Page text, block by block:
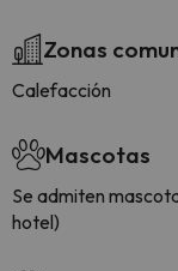
Zonas
Calefacción
Mascotas
Se admiten
hotel)